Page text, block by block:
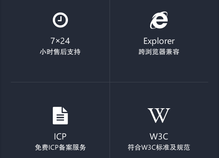
7×24
小时售后支持
Explorer
跨浏览器兼容
ICP
免费ICP备案服务
W3C
符合W3C标准及规范